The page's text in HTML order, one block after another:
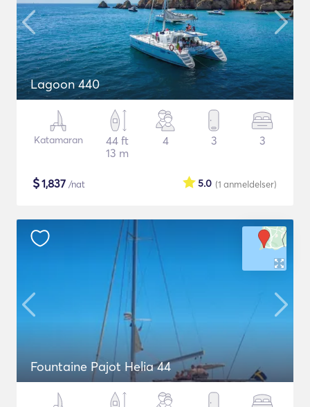
Lagoon 440
Katamaran
44 ft
13 m
4 3 3
$1,837 /nat (1 anmeldelser)
5.0
Fountaine Pajot Helia 44